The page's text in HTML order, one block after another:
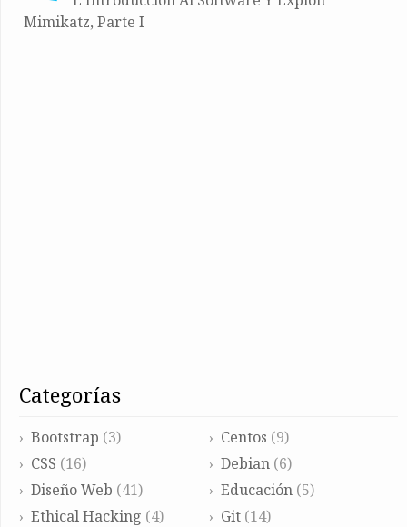
Mimikatz, Parte I
categorías
Bootstrap (3) Centos (9)
CSS (16) Debian(6)
Diseño Web (41) Educación(5)
Ethical Hacking (4) Git(14)